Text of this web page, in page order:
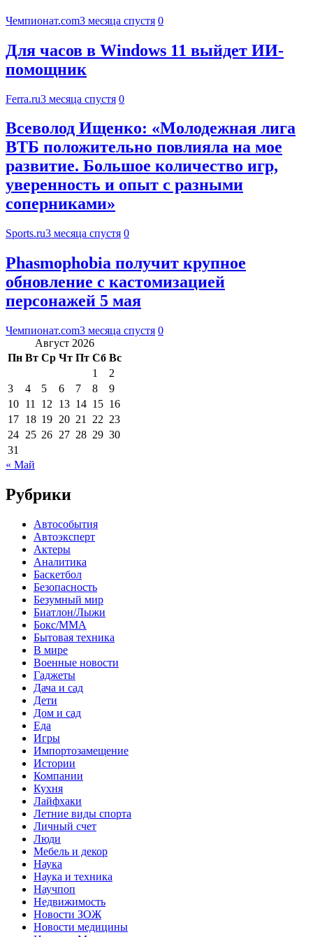
Чемпионат.com3 месяца спустя 0
Для часов в Windows 11 выйдет ИИ-
помощник
Ferra.ru3 месяца спустя 0
Всеволод Ищенко: «Молодежная лига
ВТБ положительно повлияла на мое
развитие. Большое количество игр,
уверенность и опыт с разными
соперниками»
Sports.ru3 месяца спустя 0
Phasmophobia получит крупное
обновление с кастомизацией
персонажей 5 мая
Чемпионат.com3 месяца спустя 0
Август 2026
Пн Вт Ср Чт Пт Сб Вс
1
2
3
4 5 6 7 8
9
10 11 12 13 14 15 16
17 18 19 20 21 22 23
24 25 26 27 28 29 30
31
« Май
Рубрики
Автособытия
Автоэксперт
Актеры
Аналитика
Баскетбол
Безопасность
Безумный мир
Биатлон/Лыжи
Бокс/MMA
Бытовая техника
В мире
Военные новости
Гаджеты
Дача и сад
Дети
Дом и сад
Еда
Игры
Импортозамещение
Истории
Компании
Кухня
Лайфхаки
Летние виды спорта
Личный счет
Люди
Мебель и декор
Наука
Наука и техника
Научпоп
Недвижимость
Новости ЗОЖ
Новости медицины